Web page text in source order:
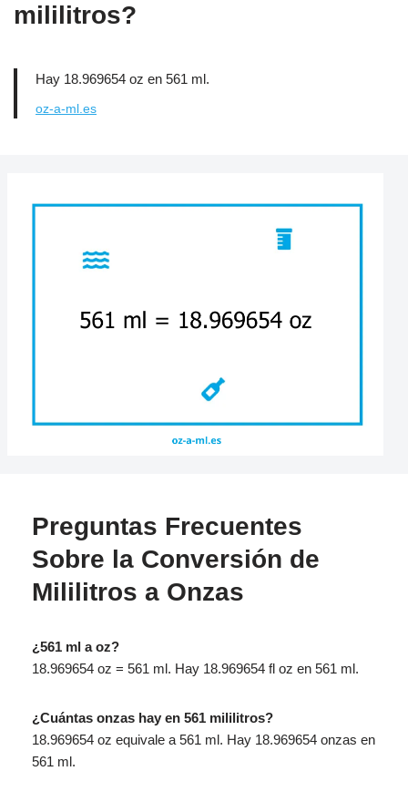
mililitros?
Hay 18.969654 oz en 561 ml.
oz-a-ml.es
Preguntas Frecuentes
Sobre la Conversión de
Mililitros a Onzas
¿561 ml a oz?
18.969654 oz = 561 ml. Hay 18.969654 fl oz en 561 ml.
¿Cuántas onzas hay en 561 mililitros?
18.969654 oz equivale a 561 ml. Hay 18.969654 onzas en
561 ml.